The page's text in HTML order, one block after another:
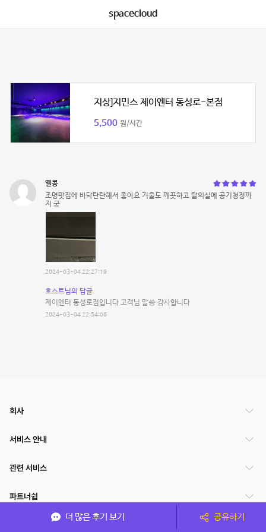
spacecloud
지상]지민스 제이엔터 동성로-본점
5,500 원/시간
옐콩
조명맛집에 바닥탄탄해서 좋아요 거울도 깨끗하고 탈의실에 공기청정까
지 굳
2024-03-04 22:27:19
호스트님의 답글
제이엔터 동성로점입니다 고객님 말씅 감사합니다
2024-03-04 22:54:06
더 많은 후기 보기 공유하기
회사
서비스 안내
관련 서비스
파트너쉽
서비스 제공 국가